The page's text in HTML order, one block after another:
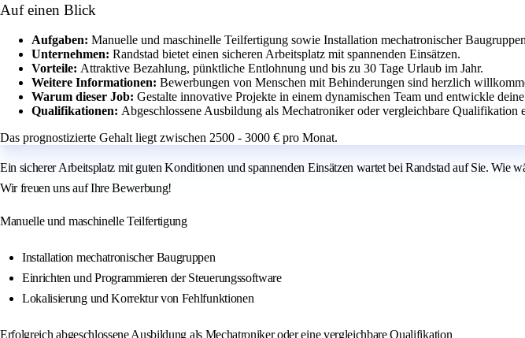
Auf einen Blick
Aufgaben: Manuelle und maschinelle Teilfertigung sowie Installation mechatronischer
Unternehmen: Randstad bietet einen sicheren Arbeitsplatz mit spannenden Einsätzen.
Vorteile: Attraktive Bezahlung, pünktliche Entlohnung und bis zu 30 Tage Urlaub im Jahr.
Weitere Informationen: Bewerbungen von Menschen mit Behinderungen sind herzlich
Warum dieser Job: Gestalte innovative Projekte in einem dynamischen Team und entwickle
Qualifikationen: Abgeschlossene Ausbildung als Mechatroniker oder vergleichbare Qualifikation
Das prognostizierte Gehalt liegt zwischen 2500 - 3000 € pro Monat.
Ein sicherer Arbeitsplatz mit guten Konditionen und spannenden Einsätzen wartet bei Randstad auf Sie.
Wir freuen uns auf Ihre Bewerbung!
Manuelle und maschinelle Teilfertigung
Installation mechatronischer Baugruppen
Einrichten und Programmieren der Steuerungssoftware
Lokalisierung und Korrektur von Fehlfunktionen
Erfolgreich abgeschlossene Ausbildung als Mechatroniker oder eine vergleichbare Qualifikation